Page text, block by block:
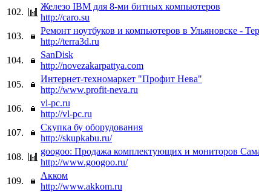
102.
Железо IBM для 8-ми битных компьютеров
http://caro.su
103.
Ремонт ноутбуков и компьютеров в Ульяновске -
http://terra3d.ru
104.
SanDisk
http://novezakarpattya.com
105.
Интернет-техномаркет "Профит Нева"
http://www.profit-neva.ru
106.
vl-pc.ru
http://vl-pc.ru
107.
Скупка бу оборудования
http://skupkabu.ru/
108.
googoo: Продажа комплектующих и мониторов
http://www.googoo.ru/
109.
Акком
http://www.akkom.ru